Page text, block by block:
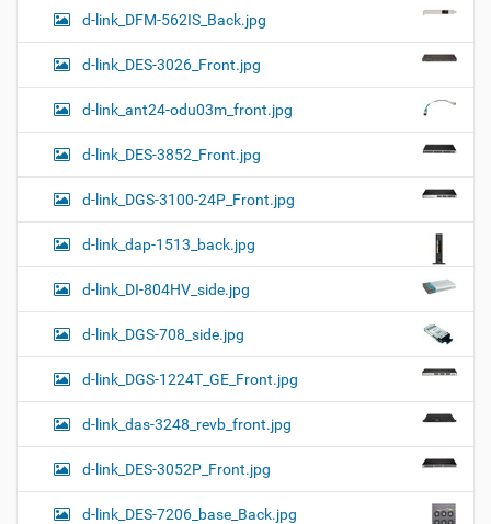
d-link_DFM-562IS_Back.jpg
d-link_DES-3026_Front.jpg
d-link_ant24-odu03m_front.jpg
d-link_DES-3852_Front.jpg
d-link_DGS-3100-24P_Front.jpg
d-link_dap-1513_back.jpg
d-link_DI-804HV_side.jpg
d-link_DGS-708_side.jpg
d-link_DGS-1224T_GE_Front.jpg
d-link_das-3248_revb_front.jpg
d-link_DES-3052P_Front.jpg
d-link_DES-7206_base_Back.jpg